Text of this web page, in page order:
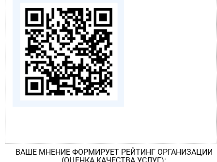
ВАШЕ МНЕНИЕ ФОРМИРУЕТ РЕЙТИНГ ОРГАНИЗАЦИИ